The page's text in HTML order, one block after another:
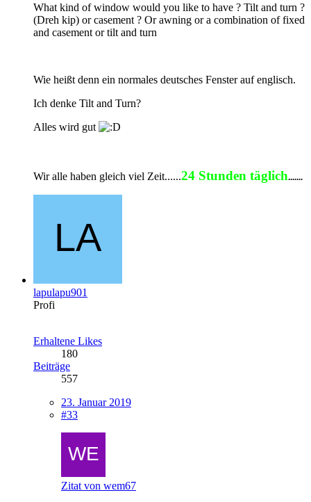
What kind of window would you like to have ? Tilt and turn ?
(Dreh kip) or casement ? Or awning or a combination of fixed
and casement or tilt and turn
Wie heißt denn ein normales deutsches Fenster auf englisch.
Ich denke Tilt and Turn?
Alles wird gut
Wir alle haben gleich viel Zeit......24 Stunden täglich.......
lapulapu901
Profi
Erhaltene Likes
180
Beiträge
557
23. Januar 2019
#33
Zitat von wem67